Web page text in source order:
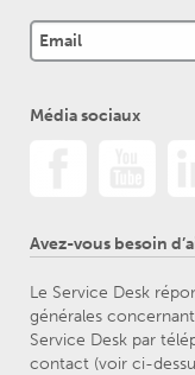
Média sociaux
Avez-vous besoin
Le Service Desk
générales
Service Desk par
contact (voir ci-